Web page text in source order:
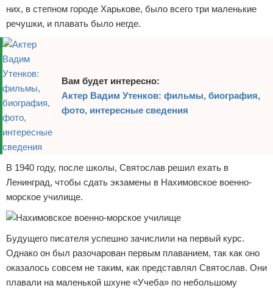
них, в степном городе Харькове, было всего три маленькие
речушки, и плавать было негде.
Вам будет интересно:
Актер Вадим Утенков: фильмы, биография,
фото, интересные сведения
В 1940 году, после школы, Святослав решил ехать в
Ленинград, чтобы сдать экзамены в Нахимовское военно-
морское училище.
Будущего писателя успешно зачислили на первый курс.
Однако он был разочарован первым плаванием, так как оно
оказалось совсем не таким, как представлял Святослав. Они
плавали на маленькой шхуне «Учеба» по небольшому